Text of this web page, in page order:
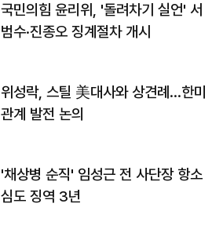
국민의힘 윤리위, '돌려차기 실언' 서
범수·진종오 징계절차 개시
위성락, 스틸 美대사와 상견례…한미
관계 발전 논의
'채상병 순직' 임성근 전 사단장 항소
심도 징역 3년